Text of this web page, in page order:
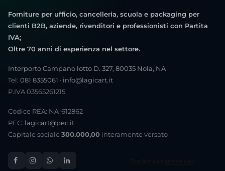
Forniture per ufficio, cancelleria, scuola e packaging per
clienti B2B, aziende, rivenditori e professionisti con Partita
IVA;
Oltre 70 anni di esperienza nel settore.
Interporto Campano lotto D. 327, 80035 Nola, NA
Tel: 081 8355061 · info@lagicart.it
P.IVA 03565261215
Codice REA: NA-612862
PEC: lagicart@pec.it
Capitale sociale 300.000,00 interamente versato